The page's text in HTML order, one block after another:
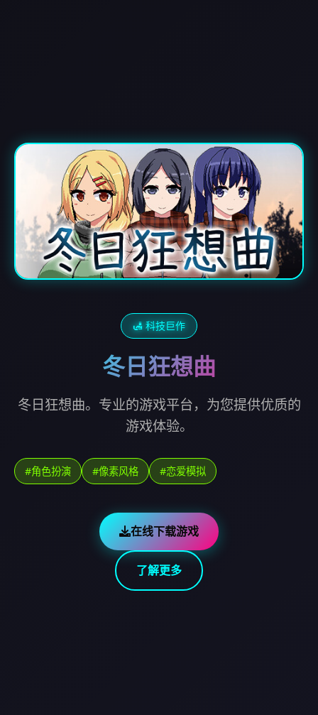
🛃 科技巨作
冬日狂想曲
冬日狂想曲。专业的游戏平台，为您提供优质的
游戏体验。
#角色扮演 #像素风格 #恋爱模拟
在线下载游戏
了解更多